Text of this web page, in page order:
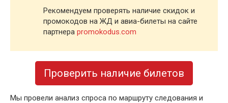
Рекомендуем проверять наличие скидок и
промокодов на ЖД и авиа-билеты на сайте
партнера promokodus.com
Проверить наличие билетов
Мы провели анализ спроса по маршруту следования и